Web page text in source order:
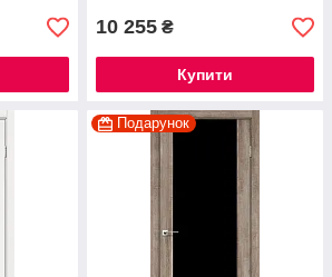
10 255 ₴
Купити
Подарунок